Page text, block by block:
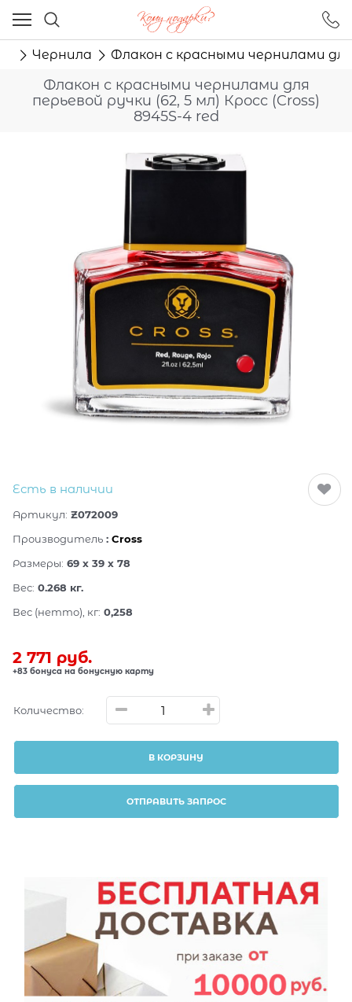
Чернила Флакон с красными чернилами для
Флакон с красными чернилами для
перьевой ручки (62, 5 мл) Кросс (Cross)
8945S-4 red
Есть в наличии
Артикул: Z072009
Производитель : Cross
Размеры: 69 x 39 x 78
Вес: 0.268 кг.
Вес (нетто), кг: 0,258
2 771 руб.
+83 бонуса на бонусную карту
Количество:
В КОРЗИНУ
ОТПРАВИТЬ ЗАПРОС
Ваш город - Москва,
угадали?
ДА НЕТ